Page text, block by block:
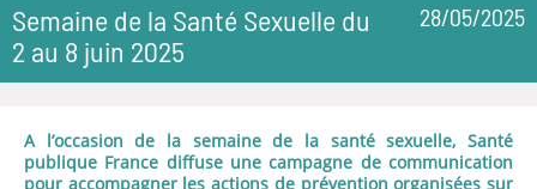
Semaine de la Santé Sexuelle du
2 au 8 juin 2025
28/05/2025
A l’occasion de la semaine de la santé sexuelle, Santé
publique France diffuse une campagne de communication
pour accompagner les actions de prévention organisées sur